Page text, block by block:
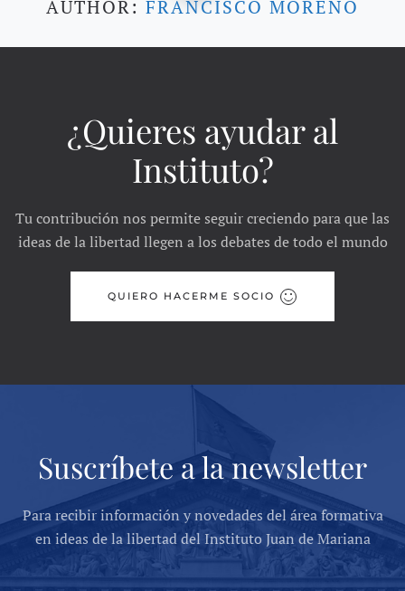
AUTHOR: FRANCISCO MORENO
¿Quieres ayudar al
Instituto?
Tu contribución nos permite seguir creciendo para que las
ideas de la libertad llegen a los debates de todo el mundo
QUIERO HACERME SOCIO
Suscríbete a la newsletter
Para recibir información y novedades del área formativa
en ideas de la libertad del Instituto Juan de Mariana